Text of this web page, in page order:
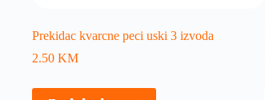
Prekidac kvarcne peci uski 3 izvoda
2.50 KM